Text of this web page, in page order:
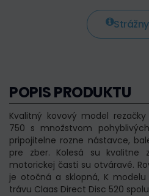
POPIS PRODUKTU
Kvalitný kovový model
750 s množstvom
pripojitelne rozne nástavce,
pre zber. Kolesá su
motorickej časti su otváravé.
je otočná a sklopná, K
trávu Claas Direct Disc 520